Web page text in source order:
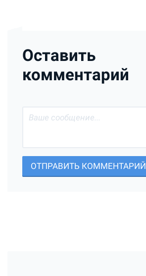
Оставить
комментарий
ОТПРАВИТЬ КОММЕНТАРИЙ